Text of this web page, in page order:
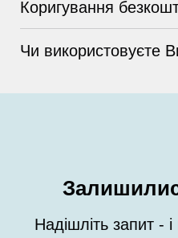
Коригування
Чи використовуєте
Надішліть запит -